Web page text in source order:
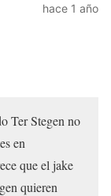
hace 1 año
Ter Stegen no
en
que el jake
quieren